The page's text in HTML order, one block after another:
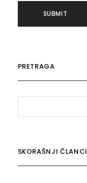
PRETRAGA
SKORAŠNJI ČLANCI